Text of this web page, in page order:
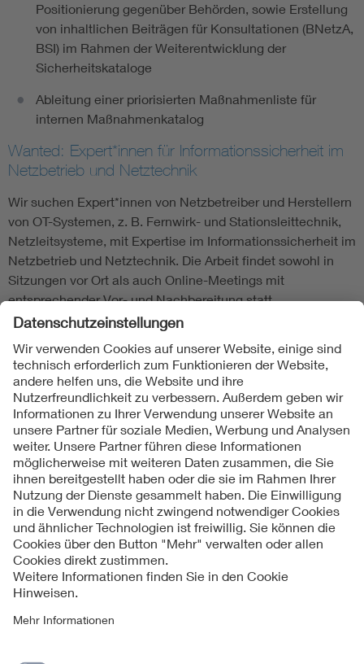
Positionierung gegenüber Behörden, sowie Erstellung
von inhaltlichen Beiträgen für Konsultationen (BNetzA,
BSI) im Rahmen der Weiterentwicklung der
Sicherheitskataloge
Ableitung einer priorisierten Maßnahmenliste für
internen Maßnahmenkatalog
Wanted: Expert*innen für Informationssicherheit im
Netzbetrieb und Netztechnik
Wir suchen Expert*innen von Netzbetreiber und Herstellern
von OT-Systemen, z. B. Fernwirk- und Stationsleittechnik,
Netzleitsysteme, mit Expertise im Informationssicherheit im
Netzbetrieb und Netztechnik. Die Arbeit findet sowohl in
Sitzungen vor Ort als auch Online-Meetings mit
entsprechender Vor- und Nachbereitung statt.
Folgen Sie uns
Kontakte
Service
Impressum
Datenschutzinformationen
Cookie Hinweise